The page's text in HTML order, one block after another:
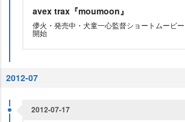
avex trax『moumoon』
儚火・発売中・犬童一心監督ショートムービ
開始
2012-07
2012-07-17